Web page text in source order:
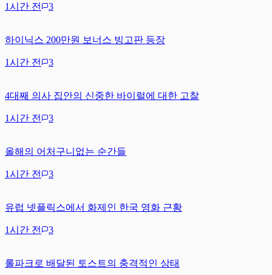
1시간 전 3
하이닉스 200만원 보너스 빙고판 등장
1시간 전 3
4대째 의사 집안의 신중한 바이럴에 대한 고찰
1시간 전 3
올해의 어처구니없는 순간들
1시간 전 3
유럽 넷플릭스에서 화제인 한국 영화 근황
1시간 전 3
롤파크로 배달된 토스트의 충격적인 상태